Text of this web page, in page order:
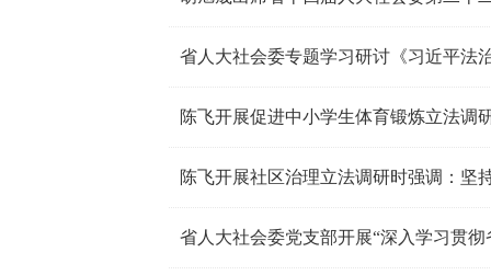
省人大社会委专题学习研讨《习近平法
省人大社会委党支部开展“深入学习贯